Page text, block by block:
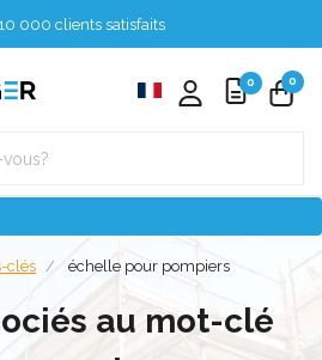
000 clients satisfaits
0 0
clés échelle pour pompiers
au mot-clé